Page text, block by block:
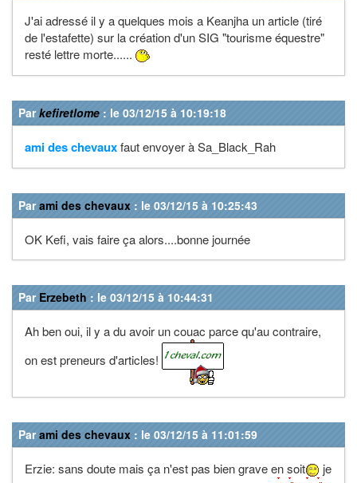
J'ai adressé il y a quelques mois a Keanjha un article (tiré
de l'estafette) sur la création d'un SIG "tourisme équestre"
resté lettre morte......
Parkefiretlome : le 03/12/15 à 10:19:18
ami des chevauxfaut envoyer à Sa_Black_Rah
Parami des chevaux : le 03/12/15 à 10:25:43
OK Kefi, vais faire ça alors....bonne journée
Par Erzebeth : le 03/12/15 à 10:44:31
Ah ben oui, il y a du avoir un couac parce qu'au contraire,
on est preneurs d'articles!
Parami des chevaux : le 03/12/15 à 11:01:59
Erzie: sans doute mais ça n'est pas bien grave en soit
je